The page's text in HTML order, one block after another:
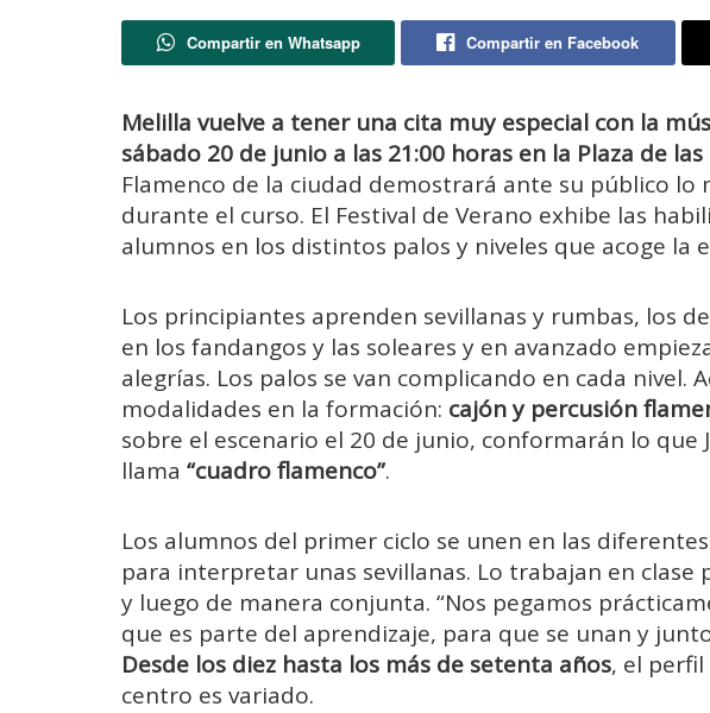
Compartir en Whatsapp Compartir en Facebook
Melilla vuelve a tener una cita muy especial con la
sábado 20 de junio a las 21:00 horas en la Plaza de
Flamenco de la ciudad demostrará ante su público
durante el curso. El Festival de Verano exhibe las
alumnos en los distintos palos y niveles que acoge la
Los principiantes aprenden sevillanas y rumbas, los
en los fandangos y las soleares y en avanzado
alegrías. Los palos se van complicando en cada nivel.
modalidades en la formación: cajón y percusión
sobre el escenario el 20 de junio, conformarán lo que
llama “cuadro flamenco”.
Los alumnos del primer ciclo se unen en las
para interpretar unas sevillanas. Lo trabajan en
y luego de manera conjunta. “Nos pegamos
que es parte del aprendizaje, para que se unan y
Desde los diez hasta los más de setenta años, el
centro es variado.